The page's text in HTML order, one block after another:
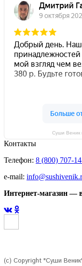
Суши Веник
Контакты
Телефон: 8 (800) 707-
e-mail:
Интернет-магазин —
(с) Copyright "Суши